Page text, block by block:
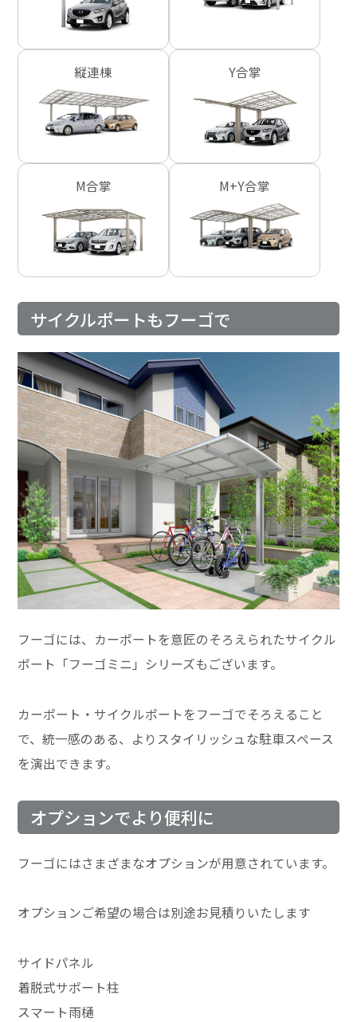
縦連棟 Y合掌
M合掌 M+Y合掌
サイクルポートもフーゴで
フーゴには、カーポートを意匠のそろえられたサイクル
ポート「フーゴミニ」シリーズもございます。
カーポート・サイクルポートをフーゴでそろえること
で、統一感のある、よりスタイリッシュな駐車スペース
を演出できます。
オプションでより便利に
フーゴにはさまざまなオプションが用意されています。
オプションご希望の場合は別途お見積りいたします
サイドパネル
着脱式サポート柱
スマート雨樋